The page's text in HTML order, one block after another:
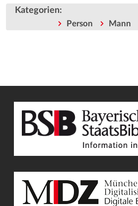
Kategorien:
Person Mann